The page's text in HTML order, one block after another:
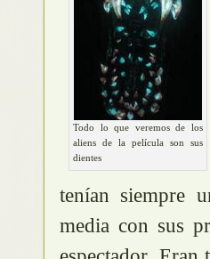
Todo lo que veremos de los
aliens de la película son sus
dientes
tenían siempre
media con sus